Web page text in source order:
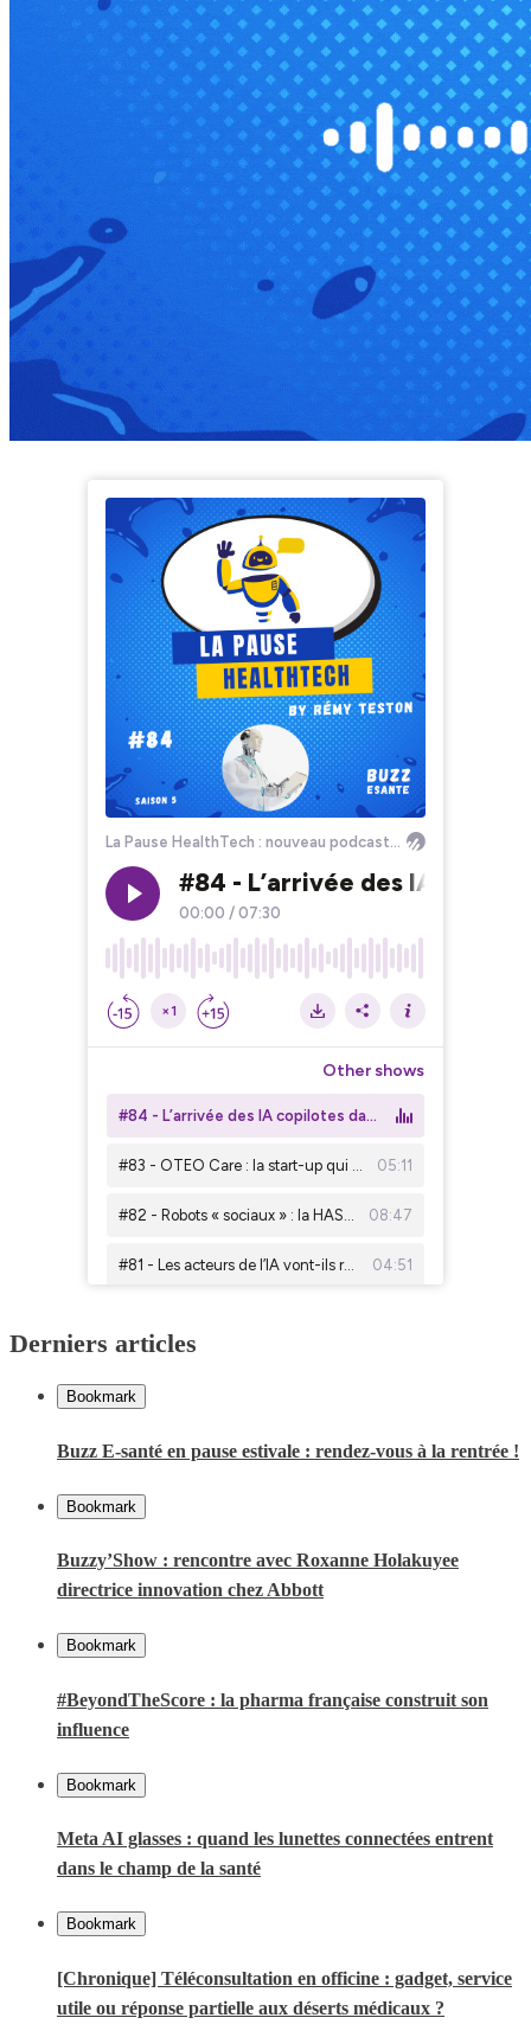
Derniers articles
Bookmark
Buzz E-santé en pause estivale : rendez-vous à la rentrée !
Bookmark
Buzzy’Show : rencontre avec Roxanne Holakuyee
directrice innovation chez Abbott
Bookmark
#BeyondTheScore : la pharma française construit son
influence
Bookmark
Meta AI glasses : quand les lunettes connectées entrent
dans le champ de la santé
Bookmark
[Chronique] Téléconsultation en officine : gadget, service
utile ou réponse partielle aux déserts médicaux ?